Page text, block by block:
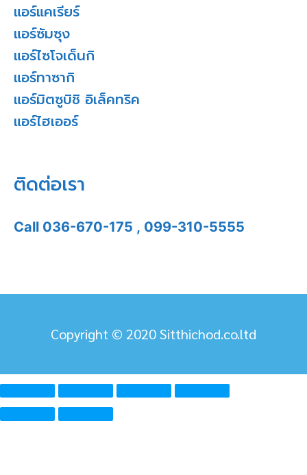
แอร์แคเรียร์
แอร์ซัมซุง
แอร์ไซโจเด็นกิ
แอร์ทาซากิ
แอร์มิตซูบิชิ อิเล็คทริค
แอร์ไฮเออร์
ติดต่อเรา
Call 036-670-175 , 099-310-5555
Copyright © 2020 Sitthichod.co.ltd